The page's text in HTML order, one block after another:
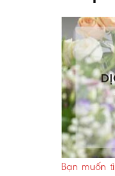
Bạn muốn